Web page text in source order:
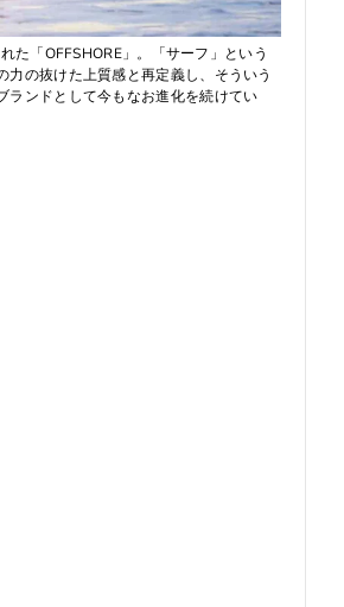
た「OFFSHORE」。「サーフ」という
の抜けた上質感と再定義し、そういう
ランドとして今もなお進化を続けてい